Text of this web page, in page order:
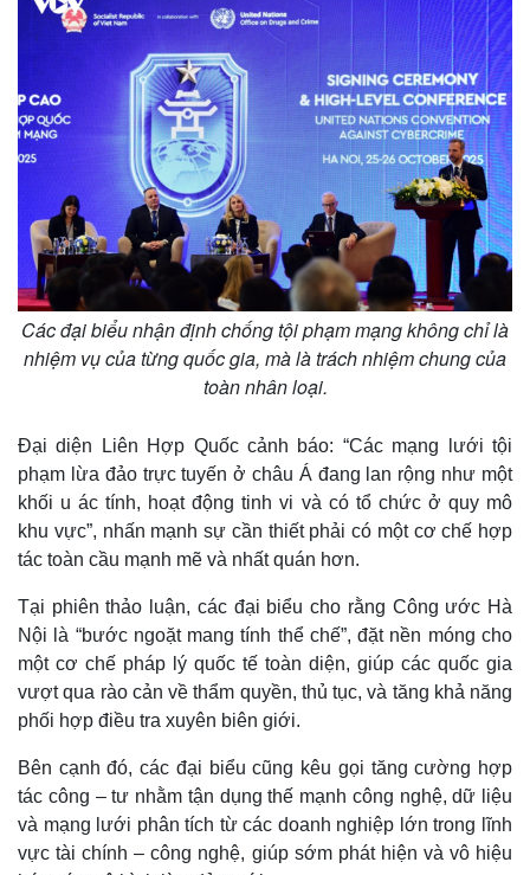
Thế giới
Quan sát
Cuộc sống đó đây
Hồ sơ
Multimedia
Video
Ảnh
E-Magazine
Các đại biểu nhận định chống tội phạm mạng không chỉ là
nhiệm vụ của từng quốc gia, mà là trách nhiệm chung của
toàn nhân loại.
Đại diện Liên Hợp Quốc cảnh báo: “Các mạng lưới tội
phạm lừa đảo trực tuyến ở châu Á đang lan rộng như một
khối u ác tính, hoạt động tinh vi và có tổ chức ở quy mô
khu vực”, nhấn mạnh sự cần thiết phải có một cơ chế hợp
tác toàn cầu mạnh mẽ và nhất quán hơn.
Tại phiên thảo luận, các đại biểu cho rằng Công ước Hà
Nội là “bước ngoặt mang tính thể chế”, đặt nền móng cho
một cơ chế pháp lý quốc tế toàn diện, giúp các quốc gia
vượt qua rào cản về thẩm quyền, thủ tục, và tăng khả năng
phối hợp điều tra xuyên biên giới.
Bên cạnh đó, các đại biểu cũng kêu gọi tăng cường hợp
tác công – tư nhằm tận dụng thế mạnh công nghệ, dữ liệu
và mạng lưới phân tích từ các doanh nghiệp lớn trong lĩnh
vực tài chính – công nghệ, giúp sớm phát hiện và vô hiệu